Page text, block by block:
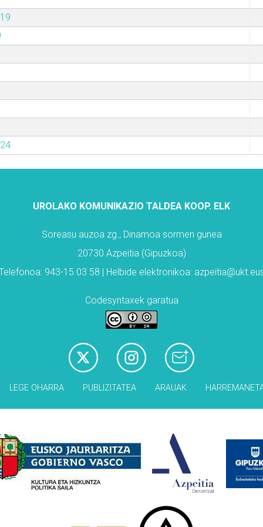
UROLAKO KOMUNIKAZIO TALDEA KOOP. ELK
Soreasu auzoa zg., Dinamoa sormen gunea
20730 Azpeitia (Gipuzkoa)
943-15 03 58 | Helbide elektronikoa:
Codesyntaxek garatua
LEGE OHARRA PUBLIZITATEA ARAUAK